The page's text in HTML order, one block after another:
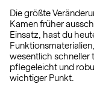
Die größte
Kamen früher
Einsatz, hast du
wesentlich schneller
pflegeleicht und
wichtiger Punkt.